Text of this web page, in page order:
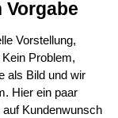
Vorstellung,
Problem,
als Bild und wir
Hier ein paar
Kundenwunsch